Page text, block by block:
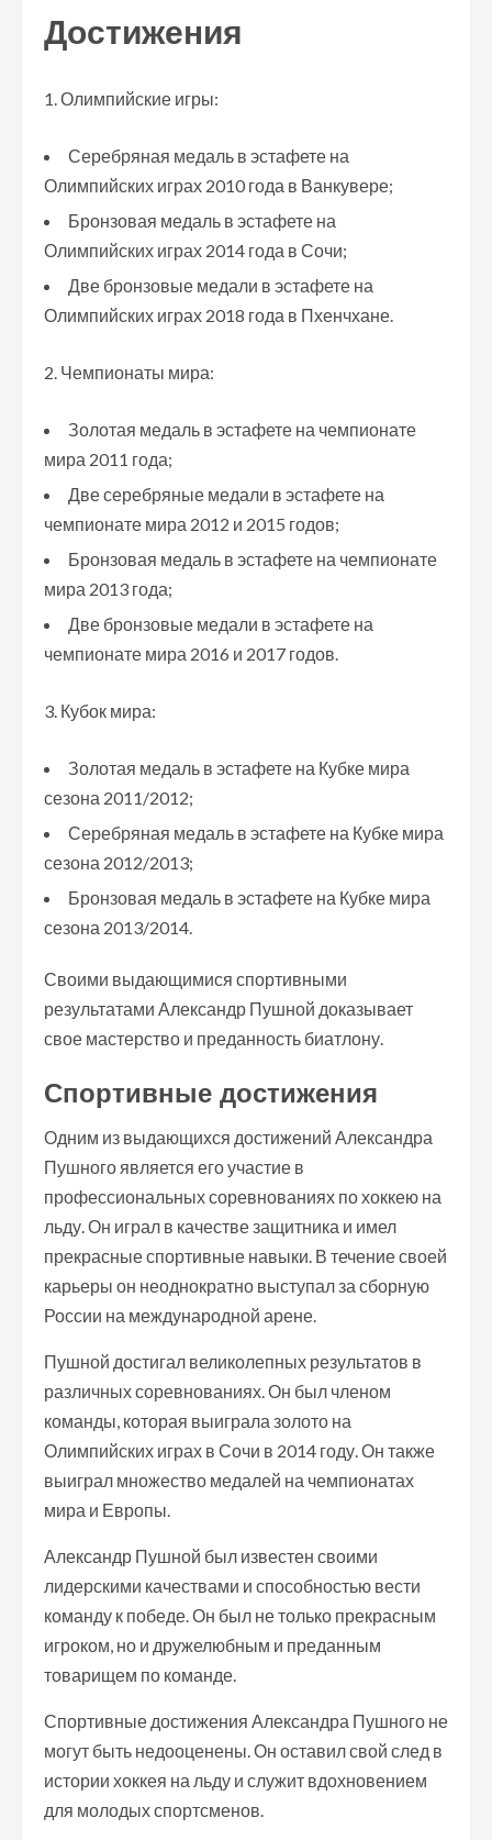
Достижения
Олимпийские игры:
Серебряная медаль в эстафете на
Олимпийских играх 2010 года в Ванкувере;
Бронзовая медаль в эстафете на
Олимпийских играх 2014 года в Сочи;
Две бронзовые медали в эстафете на
Олимпийских играх 2018 года в Пхенчхане.
Чемпионаты мира:
Золотая медаль в эстафете на чемпионате
мира 2011 года;
Две серебряные медали в эстафете на
чемпионате мира 2012 и 2015 годов;
Бронзовая медаль в эстафете на чемпионате
мира 2013 года;
Две бронзовые медали в эстафете на
чемпионате мира 2016 и 2017 годов.
Кубок мира:
Золотая медаль в эстафете на Кубке мира
сезона 2011/2012;
Серебряная медаль в эстафете на Кубке мира
сезона 2012/2013;
Бронзовая медаль в эстафете на Кубке мира
сезона 2013/2014.
Своими выдающимися спортивными
результатами Александр Пушной доказывает
свое мастерство и преданность биатлону.
Спортивные достижения
Одним из выдающихся достижений Александра
Пушного является его участие в
профессиональных соревнованиях по хоккею на
льду. Он играл в качестве защитника и имел
прекрасные спортивные навыки. В течение своей
карьеры он неоднократно выступал за сборную
России на международной арене.
Пушной достигал великолепных результатов в
различных соревнованиях. Он был членом
команды, которая выиграла золото на
Олимпийских играх в Сочи в 2014 году. Он также
выиграл множество медалей на чемпионатах
мира и Европы.
Александр Пушной был известен своими
лидерскими качествами и способностью вести
команду к победе. Он был не только прекрасным
игроком, но и дружелюбным и преданным
товарищем по команде.
Спортивные достижения Александра Пушного не
могут быть недооценены. Он оставил свой след в
истории хоккея на льду и служит вдохновением
для молодых спортсменов.